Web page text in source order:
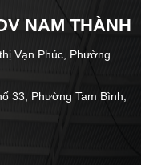
NAM THÀNH
Vạn Phúc, Phường
33, Phường Tam Bình,